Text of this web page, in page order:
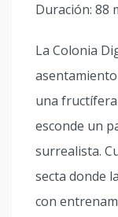
Duración: 88
La Colonia
una
esconde un
surrealista.
secta donde
con